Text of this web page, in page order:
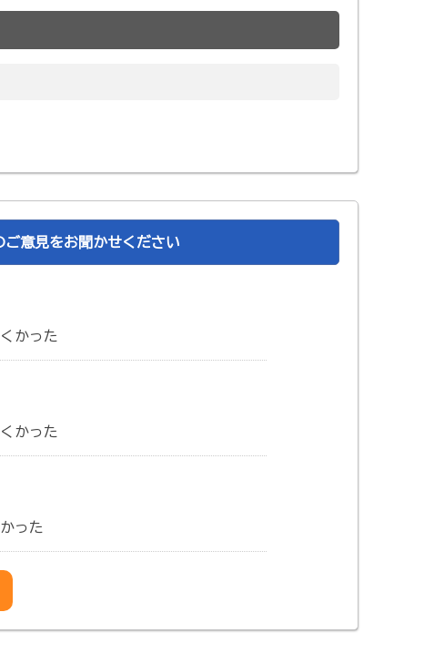
意見をお聞かせください
かった
かった
った